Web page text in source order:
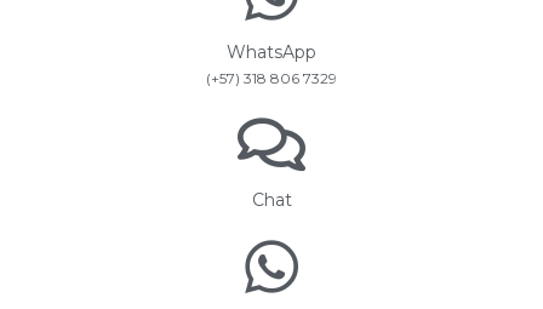
WhatsApp
(+57) 318 806 7329
Chat